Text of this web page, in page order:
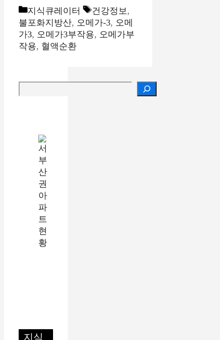
카
테
고
리
지식큐레이터
태
그
건강정보 ,
불포화지방산, 오메가-3, 오메
가3, 오메가3부작용, 오메가부
작용, 혈액순환
지식